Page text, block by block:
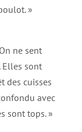
»
ne sent
Elles sont
des cuisses
avec
sont tops. »